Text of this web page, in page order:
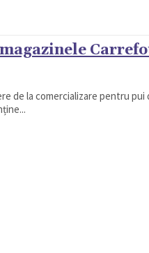
de la comercializare pentru